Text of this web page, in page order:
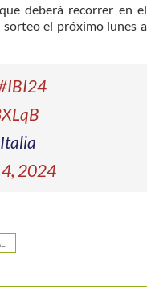
deberá recorrer en el
el próximo lunes a
2024